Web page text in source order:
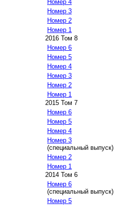
Номер 4
Номер 3
Номер 2
Номер 1
2016 Том 8
Номер 6
Номер 5
Номер 4
Номер 3
Номер 2
Номер 1
2015 Том 7
Номер 6
Номер 5
Номер 4
Номер 3
(специальный выпуск)
Номер 2
Номер 1
2014 Том 6
Номер 6
(специальный выпуск)
Номер 5